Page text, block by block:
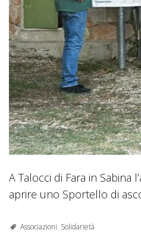
A Talocci di Fara in Sabina
aprire uno Sportello di
Associazioni, Solidarietà